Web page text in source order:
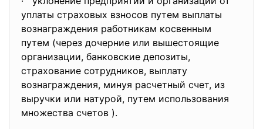
уплаты страховых взносов путем выплаты
вознаграждения работникам косвенным
путем (через дочерние или вышестоящие
организации, банковские депозиты,
страхование сотрудников, выплату
вознаграждения, минуя расчетный счет, из
выручки или натурой, путем использования
множества счетов ).